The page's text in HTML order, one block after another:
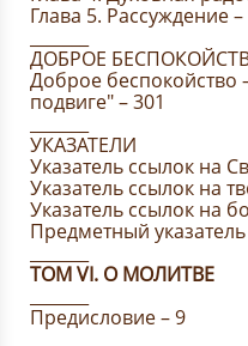
Глава 5. Рассуждение
ДОБРОЕ
Доброе беспокойство
подвиге" – 301
УКАЗАТЕЛИ
Указатель ссылок на
Указатель ссылок на
Указатель ссылок на
Предметный
ТОМ VI. О МОЛИТВЕ
Предисловие – 9